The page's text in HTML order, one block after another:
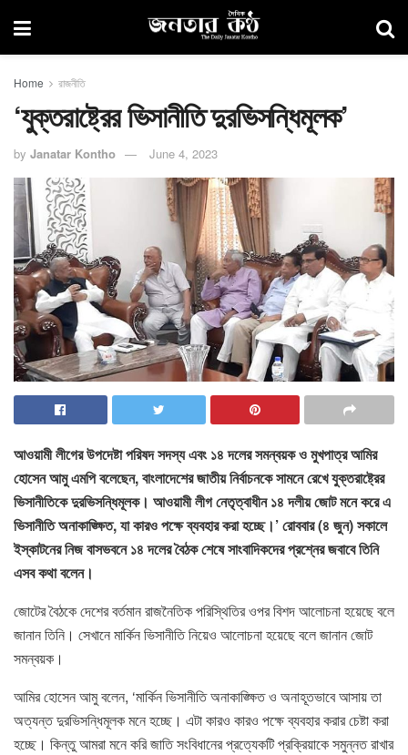
Home রাজনীতি
‘যুক্তরাষ্ট্রের ভিসানীতি দুরভিসন্ধিমূলক’
by Janatar Kontho June 4, 2023
আওয়ামী লীগের উপদেষ্টা পরিষদ সদস্য এবং ১৪ দলের সমন্বয়ক ও মুখপাত্র আমির
হোসেন আমু এমপি বলেছেন, বাংলাদেশের জাতীয় নির্বাচনকে সামনে রেখে যুক্তরাষ্ট্রের
ভিসানীতিকে দুরভিসন্ধিমূলক। আওয়ামী লীগ নেতৃত্বাধীন ১৪ দলীয় জোট মনে করে এ
ভিসানীতি অনাকাঙ্ক্ষিত, যা কারও পক্ষে ব্যবহার করা হচ্ছে।’ রোববার (৪ জুন) সকালে
ইস্কাটনের নিজ বাসভবনে ১৪ দলের বৈঠক শেষে সাংবাদিকদের প্রশ্নের জবাবে তিনি
এসব কথা বলেন।
জোটের বৈঠকে দেশের বর্তমান রাজনৈতিক পরিস্থিতির ওপর বিশদ আলোচনা হয়েছে বলে
জানান তিনি। সেখানে মার্কিন ভিসানীতি নিয়েও আলোচনা হয়েছে বলে জানান জোট
সমন্বয়ক।
আমির হোসেন আমু বলেন, ‘মার্কিন ভিসানীতি অনাকাঙ্ক্ষিত ও অনাহূতভাবে আসায় তা
অত্যন্ত দুরভিসন্ধিমূলক মনে হচ্ছে। এটা কারও কারও পক্ষে ব্যবহার করার চেষ্টা করা
হচ্ছে। কিন্তু আমরা মনে করি জাতি সংবিধানের প্রত্যেকটি প্রক্রিয়াকে সমুন্নত রাখার